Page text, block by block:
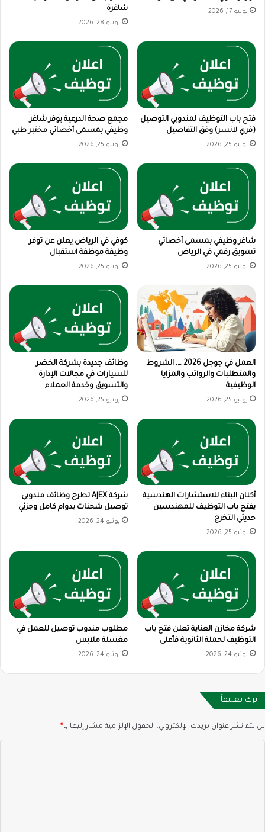
يوليو 17, 2026
شاغرة
يونيو 28, 2026
فتح باب التوظيف لمندوبي التوصيل
(فري لانسر) وفق التفاصيل
يونيو 25, 2026
مجمع صحة الدرعية يوفر شاغر
وظيفي بمسمى أخصائي مختبر طبي
يونيو 25, 2026
شاغر وظيفي بمسمى أخصائي
تسويق رقمي في الرياض
يونيو 25, 2026
كوفي في الرياض يعلن عن توفر
وظيفة موظفة استقبال
يونيو 25, 2026
العمل في جوجل 2026 …. الشروط
والمتطلبات والرواتب والمزايا
الوظيفية
يونيو 25, 2026
وظائف جديدة بشركة الخضر
للسيارات في مجالات الإدارة
والتسويق وخدمة العملاء
يونيو 25, 2026
أكنان البناء للاستشارات الهندسية
يفتح باب التوظيف للمهندسين
حديثي التخرج
يونيو 25, 2026
شركة AJEX تطرح وظائف مندوبي
توصيل شحنات بدوام كامل وجزئي
يونيو 24, 2026
شركة مخازن العناية تعلن فتح باب
التوظيف لحملة الثانوية فأعلى
يونيو 24, 2026
مطلوب مندوب توصيل للعمل في
مغسلة ملابس
يونيو 24, 2026
اترك تعليقاً
لن يتم نشر عنوان بريدك الإلكتروني. الحقول الإلزامية مشار إليها بـ *